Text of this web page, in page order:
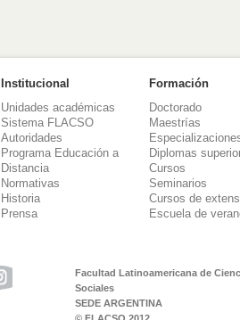
Institucional
Unidades académicas
Sistema FLACSO
Autoridades
Programa Educación a
Distancia
Normativas
Historia
Prensa
Formación
Doctorado
Maestrías
Diplomas
Cursos
Seminarios
Cursos de
Escuela de
Facultad Latinoamericana de
Sociales
SEDE ARGENTINA